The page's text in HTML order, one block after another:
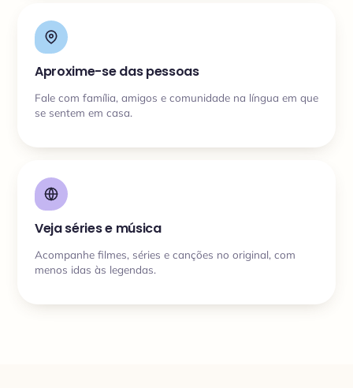
Aproxime-se das pessoas
Fale com família, amigos e comunidade na língua em que
se sentem em casa.
Veja séries e música
Acompanhe filmes, séries e canções no original, com
menos idas às legendas.